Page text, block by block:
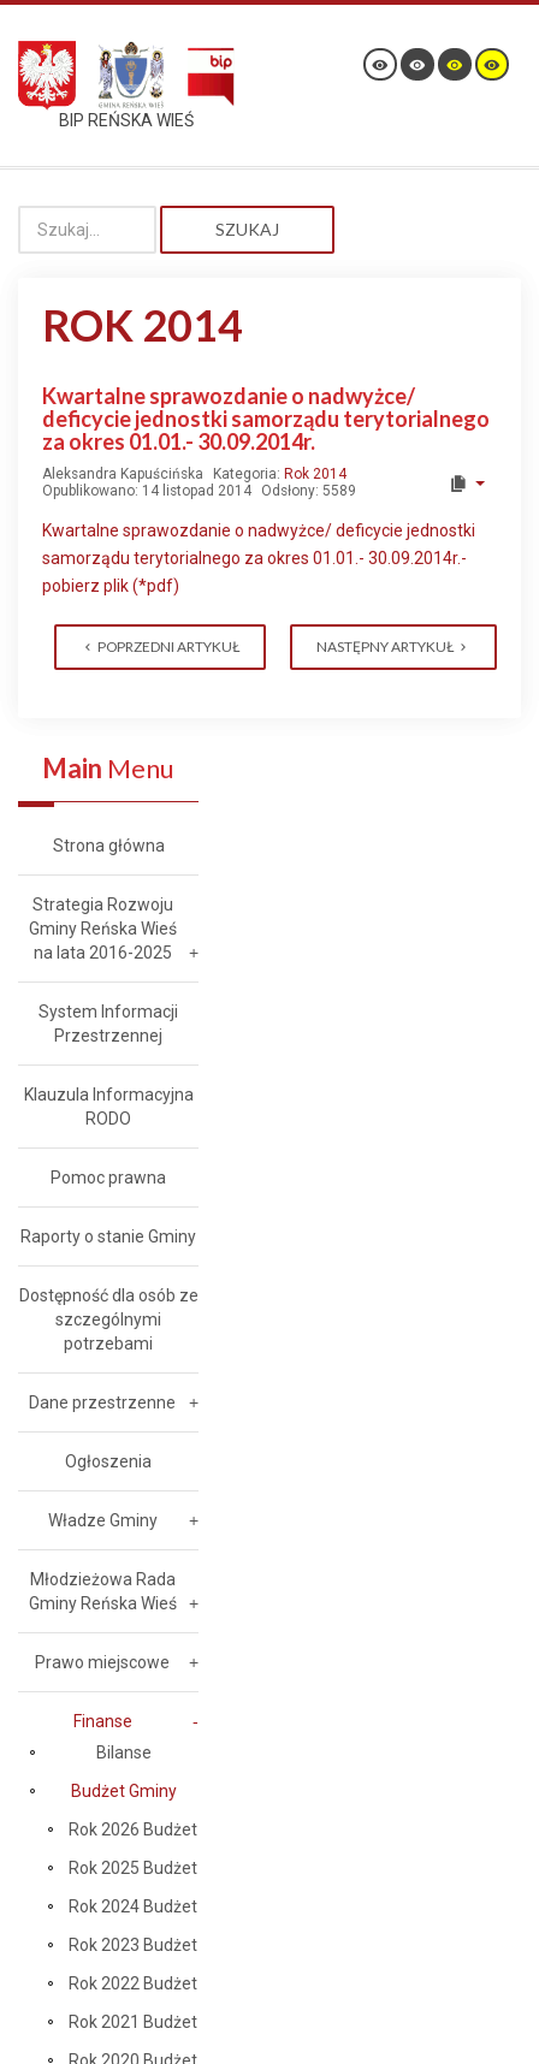
BIP REŃSKA WIEŚ
SZUKAJ
ROK 2014
Kwartalne sprawozdanie o nadwyżce/
deficycie jednostki samorządu terytorialnego
za okres 01.01.- 30.09.2014r.
Aleksandra Kapuścińska Kategoria: Rok 2014
Opublikowano: 14 listopad 2014
Odsłony: 5589
Kwartalne sprawozdanie o nadwyżce/ deficycie jednostki
samorządu terytorialnego za okres 01.01.- 30.09.2014r.-
pobierz plik (*pdf)
POPRZEDNI ARTYKUŁ NASTĘPNY ARTYKUŁ
Main Menu
Strona główna
Strategia Rozwoju
Gminy Reńska Wieś
na lata 2016-2025
System Informacji
Przestrzennej
Klauzula Informacyjna
RODO
Pomoc prawna
Raporty o stanie Gminy
Dostępność dla osób ze
szczególnymi
potrzebami
Dane przestrzenne
Ogłoszenia
Władze Gminy
Młodzieżowa Rada
Gminy Reńska Wieś
Prawo miejscowe
Finanse
Bilanse
Budżet Gminy
Rok 2026 Budżet
Rok 2025 Budżet
Rok 2024 Budżet
Rok 2023 Budżet
Rok 2022 Budżet
Rok 2021 Budżet